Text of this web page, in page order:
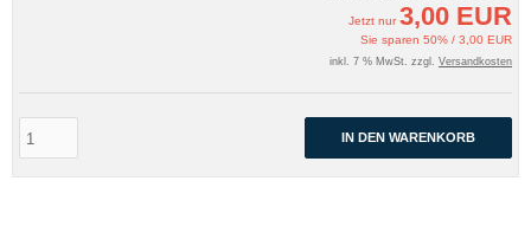
Jetzt nur3,00 EUR
Sie sparen 50% / 3,00 EUR
inkl. 7 % MwSt. zzgl. Versandkosten
IN DEN WARENKORB